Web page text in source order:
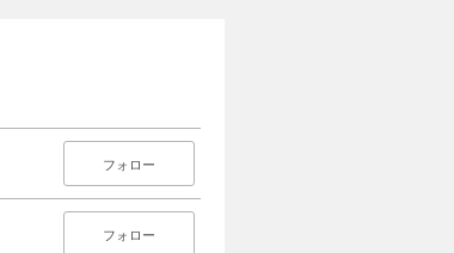
フォロー
フォロー